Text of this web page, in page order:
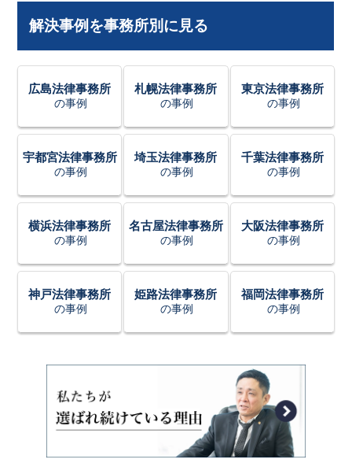
解決事例を事務所別に見る
広島法律事務所
の事例
札幌法律事務所
の事例
東京法律事務所
の事例
宇都宮法律事務所
の事例
埼玉法律事務所
の事例
千葉法律事務所
の事例
横浜法律事務所
の事例
名古屋法律事務所
の事例
大阪法律事務所
の事例
神戸法律事務所
の事例
姫路法律事務所
の事例
福岡法律事務所
の事例